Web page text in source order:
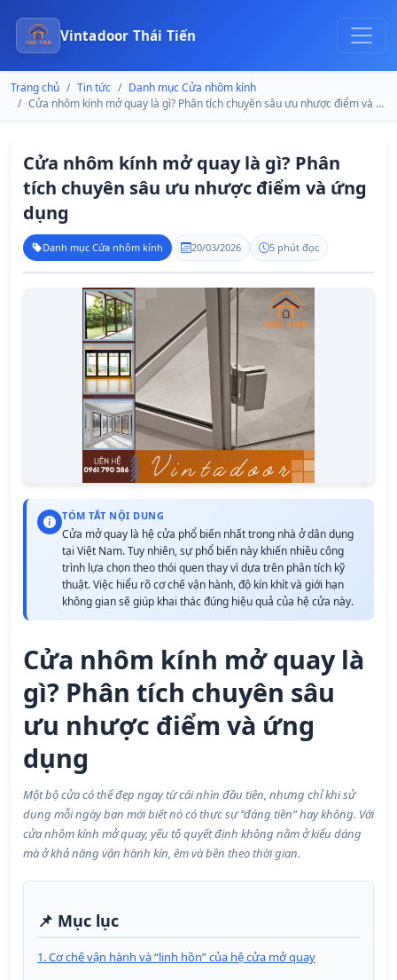
Vintadoor Thái Tiến
Trang chủ Tin tức
Danh mục Cửa nhôm kính
Cửa nhôm kính mở quay là gì? Phân tích chuyên sâu ưu nhược điểm và ứng dụng
Cửa nhôm kính mở quay là gì? Phân
tích chuyên sâu ưu nhược điểm và ứng
dụng
Danh mục Cửa nhôm kính 20/03/2026 5 phút đọc
TÓM TẮT NỘI DUNG
Cửa mở quay là hệ cửa phổ biến nhất trong nhà ở dân dụng
tại Việt Nam. Tuy nhiên, sự phổ biến này khiến nhiều công
trình lựa chọn theo thói quen thay vì dựa trên phân tích kỹ
thuật. Việc hiểu rõ cơ chế vận hành, độ kín khít và giới hạn
không gian sẽ giúp khai thác đúng hiệu quả của hệ cửa này.
Cửa nhôm kính mở quay là
gì? Phân tích chuyên sâu
ưu nhược điểm và ứng
dụng
Một bộ cửa có thể đẹp ngay từ cái nhìn đầu tiên, nhưng chỉ khi sử
dụng mỗi ngày bạn mới biết nó có thực sự “đáng tiền” hay không. Với
cửa nhôm kính mở quay, yếu tố quyết định không nằm ở kiểu dáng
mà ở khả năng vận hành kín, êm và bền theo thời gian.
📌 Mục lục
1. Cơ chế vận hành và “linh hồn” của hệ cửa mở quay